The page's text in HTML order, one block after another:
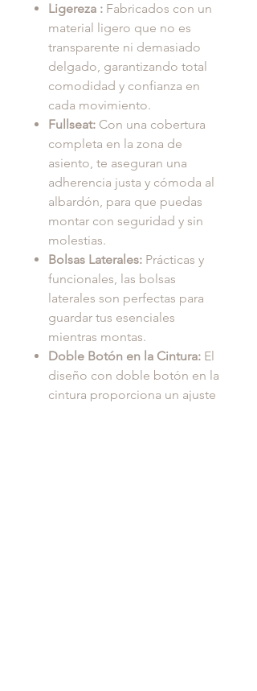
Ligereza : Fabricados con un
material ligero que no es
transparente ni demasiado
delgado, garantizando total
comodidad y confianza en
cada movimiento.
Fullseat: Con una cobertura
completa en la zona de
asiento, te aseguran una
adherencia justa y cómoda al
albardón, para que puedas
montar con seguridad y sin
molestias.
Bolsas Laterales: Prácticas y
funcionales, las bolsas
laterales son perfectas para
guardar tus esenciales
mientras montas.
Doble Botón en la Cintura: El
diseño con doble botón en la
cintura proporciona un ajuste